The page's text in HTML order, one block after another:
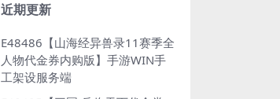
近期更新
E48486【山海经异兽录11赛季全
人物代金券内购版】手游WIN手
工架设服务端